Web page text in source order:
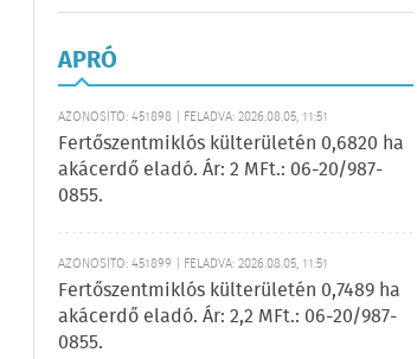
APRÓ
AZONOSÍTÓ: 451898 | FELADVA: 2026.08.05, 11:51
Fertőszentmiklós külterületén 0,6820 ha
akácerdő eladó. Ár: 2 MFt.: 06-20/987-
0855.
AZONOSÍTÓ: 451899 | FELADVA: 2026.08.05, 11:51
Fertőszentmiklós külterületén 0,7489 ha
akácerdő eladó. Ár: 2,2 MFt.: 06-20/987-
0855.